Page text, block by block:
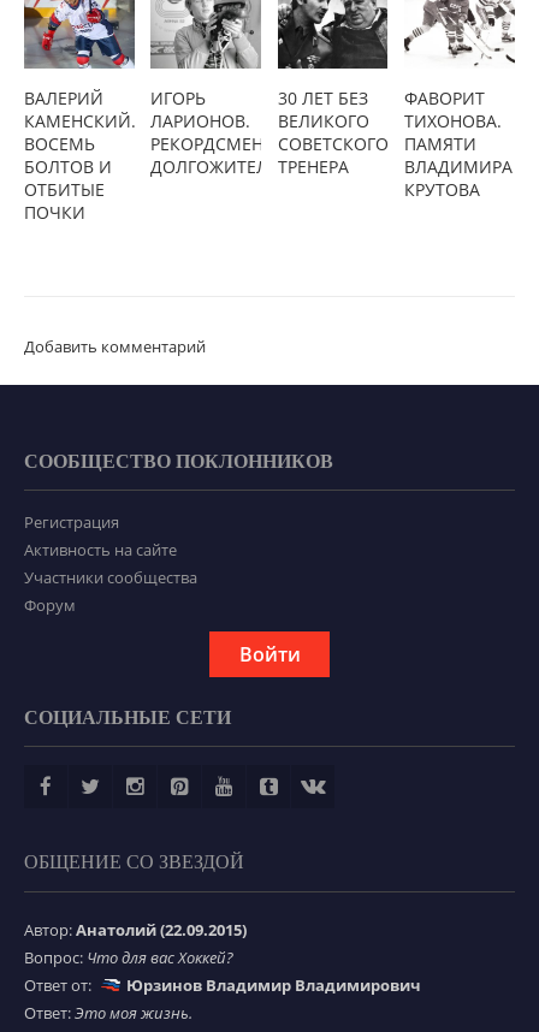
ВАЛЕРИЙ
КАМЕНСКИЙ.
ВОСЕМЬ
БОЛТОВ И
ОТБИТЫЕ
ПОЧКИ
ИГОРЬ
ЛАРИОНОВ.
РЕКОРДСМЕН-
ДОЛГОЖИТЕЛЬ
30 ЛЕТ БЕЗ
ВЕЛИКОГО
СОВЕТСКОГО
ТРЕНЕРА
ФАВОРИТ
ТИХОНОВА.
ПАМЯТИ
ВЛАДИМИРА
КРУТОВА
Добавить комментарий
СООБЩЕСТВО ПОКЛОННИКОВ
Регистрация
Активность на сайте
Участники сообщества
Форум
Войти
СОЦИАЛЬНЫЕ СЕТИ
ОБЩЕНИЕ СО ЗВЕЗДОЙ
Автор:Анатолий (22.09.2015)
Вопрос: Что для вас Хоккей?
Ответ от:
Юрзинов Владимир Владимирович
Ответ:Это моя жизнь.